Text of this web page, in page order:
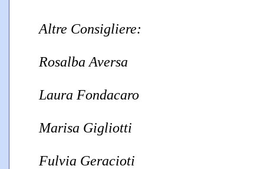
Altre Consigliere:
Rosalba Aversa
Laura Fondacaro
Marisa Gigliotti
Fulvia Geracioti